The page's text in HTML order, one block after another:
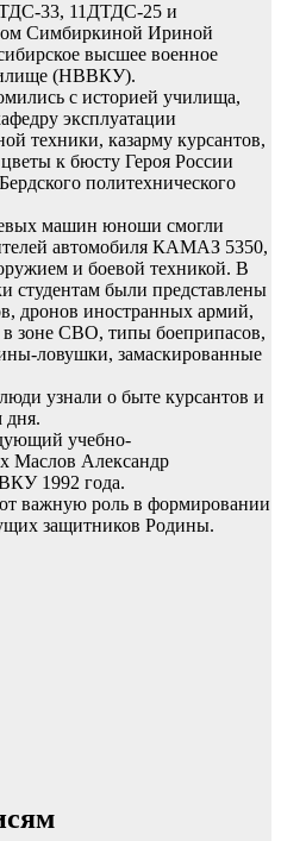
33, 11ДТДС-25 и
Симбиркиной Ириной
высшее военное
(НВВКУ).
с историей училища,
эксплуатации
техники, казарму курсантов,
к бюсту Героя России
политехнического
машин юноши смогли
автомобиля КАМАЗ 5350,
и боевой техникой. В
студентам были представлены
дронов иностранных армий,
в зоне СВО, типы боеприпасов,
ловушки, замаскированные
узнали о быте курсантов и
дня.
учебно-
Маслов Александр
1992 года.
важную роль в формировании
защитников Родины.